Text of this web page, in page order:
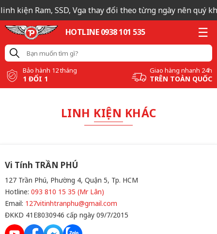
kiện Ram, SSD, Vga thay đổi theo từng ngày nên quý
HOTLINE 0938 101 535
Bảo hành 12 tháng
1 ĐỔI 1
Giao hàng nhanh 24h
TRÊN TOÀN QUỐC
LINH KIỆN KHÁC
Vi Tính TRẦN PHÚ
127 Trần Phú, Phường 4, Quận 5, Tp. HCM
Hotline: 093 810 15 35 (Mr Lân)
Email: 127vitinhtranphu@gmail.com
ĐKKD 41E8030946 cấp ngày 09/7/2015